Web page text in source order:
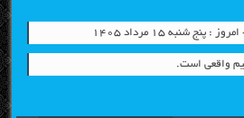
شنبه ۱۵ مرداد ۱۴۰۵
واقعی است.